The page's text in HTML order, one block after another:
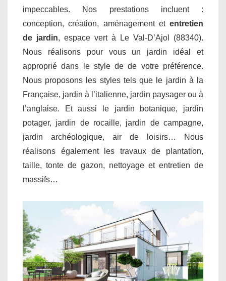
impeccables. Nos prestations incluent :
conception, création, aménagement et entretien
de jardin, espace vert à Le Val-D’Ajol (88340).
Nous réalisons pour vous un jardin idéal et
approprié dans le style de de votre préférence.
Nous proposons les styles tels que le jardin à la
Française, jardin à l’italienne, jardin paysager ou à
l’anglaise. Et aussi le jardin botanique, jardin
potager, jardin de rocaille, jardin de campagne,
jardin archéologique, air de loisirs… Nous
réalisons également les travaux de plantation,
taille, tonte de gazon, nettoyage et entretien de
massifs…